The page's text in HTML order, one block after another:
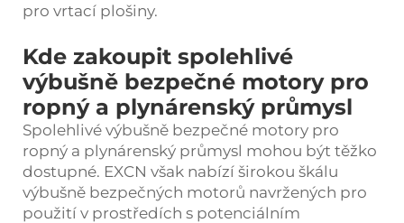
pro vrtací plošiny.
Kde zakoupit spolehlivé
výbušně bezpečné motory pro
ropný a plynárenský průmysl
Spolehlivé výbušně bezpečné motory pro
ropný a plynárenský průmysl mohou být těžko
dostupné. EXCN však nabízí širokou škálu
výbušně bezpečných motorů navržených pro
použití v prostředích s potenciálním